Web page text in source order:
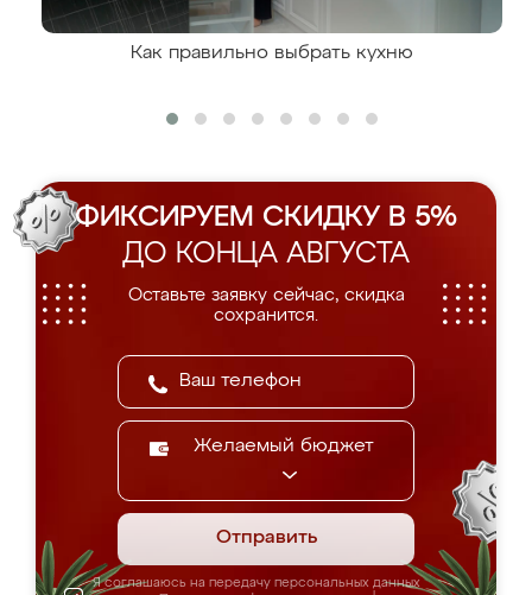
Как правильно выбрать кухню
ФИКСИРУЕМ СКИДКУ В 5%
ДО КОНЦА АВГУСТА
Оставьте заявку сейчас, скидка
сохранится.
Желаемый бюджет
Отправить
Я соглашаюсь на передачу персональных данных